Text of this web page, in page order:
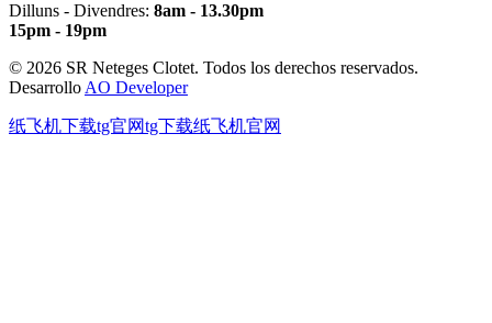
Dilluns - Divendres: 8am - 13.30pm
15pm - 19pm
© 2026 SR Neteges Clotet. Todos los derechos reservados.
Desarrollo AO Developer
纸飞机下载tg官网tg下载纸飞机官网